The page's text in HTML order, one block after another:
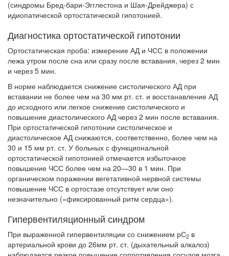
(синдромы Бред-бари-Эгглестона и Шая-Дрейджера) с
идиопатической ортостатической гипотонией.
Диагностика ортостатической гипотонии
Ортостатическая проба: измерение АД и ЧСС в положении
лежа ут­ром после сна или сразу после вставания, через 2 мин
и через 5 мин.
В норме наблюдается снижение систолического АД при
вставании не более чем на 30 мм рт. ст. и восстанавление АД
до исходного или лег­кое снижение систолического и
повышение диастолического АД через 2 мин после вставания.
При ортостатической гипотонии систоличес­кое и
диастолическое АД снижаются, соответственно, более чем на
30 и 15 мм рт. ст. У больных с функциональной
ортостатической гипотонией отмечается избыточное
повышение ЧСС более чем на 20—30 в 1 мин. При
органическом поражении вегетативной нервной системы
повыше­ние ЧСС в ортостазе отсутствует или оно
незначительно («фиксирован­ный ритм сердца»).
Гипервентиляционный синдром
При выраженной гипервентиляции со снижением рС2 в
артериальной крови до 26мм рт. ст. (дыхательный алкалоз)